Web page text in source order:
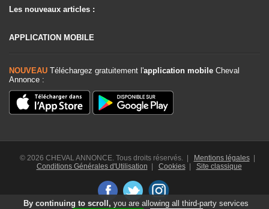
Les nouveaux articles :
APPLICATION MOBILE
NOUVEAU Téléchargez gratuitement l'application mobile Cheval
Annonce :
© 2026 CHEVAL ANNONCE. Tous droits réservés. | Mentions légales|
Conditions Générales d'Utilisation
Cookies| Site classique
By continuing to scroll, you are allowing all third-party services